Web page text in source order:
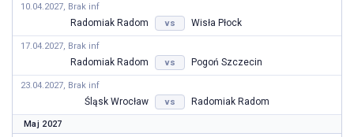
10.04.2027, Brak inf
Radomiak Radom vs Wisła Płock
17.04.2027, Brak inf
Radomiak Radom vs Pogoń Szczecin
23.04.2027, Brak inf
Śląsk Wrocław vs Radomiak Radom
Maj 2027